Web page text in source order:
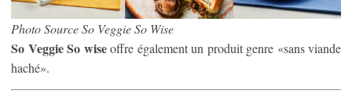
Photo Source So Veggie So Wise
So Veggie So wiseoffre également un produit genre «sans viande
haché».